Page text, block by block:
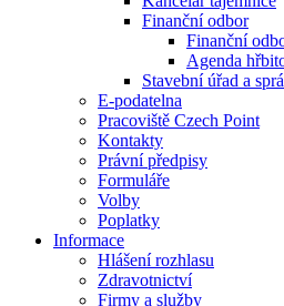
Finanční odbor
Finanční
Agenda
Stavební úřad a
E-podatelna
Pracoviště Czech Point
Kontakty
Právní předpisy
Formuláře
Volby
Poplatky
Informace
Hlášení rozhlasu
Zdravotnictví
Firmy a služby